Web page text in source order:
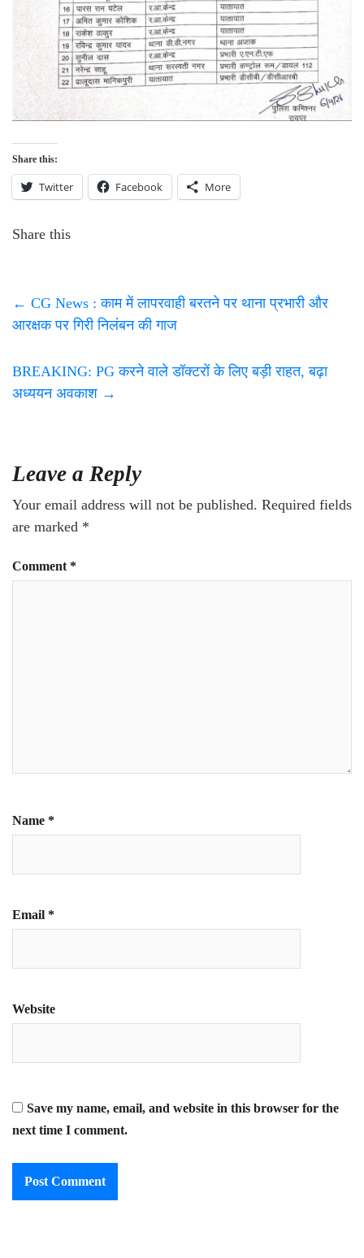
Share this:
Twitter Facebook More
Share this
← CG News : काम में लापरवाही बरतने पर थाना प्रभारी और
आरक्षक पर गिरी निलंबन की गाज
BREAKING: PG करने वाले डॉक्टरों के लिए बड़ी राहत, बढ़ा
अध्ययन अवकाश →
Leave a Reply
Your email address will not be published. Required fields
are marked *
Comment *
Name *
Email *
Website
Save my name, email, and website in this browser for the
next time I comment.